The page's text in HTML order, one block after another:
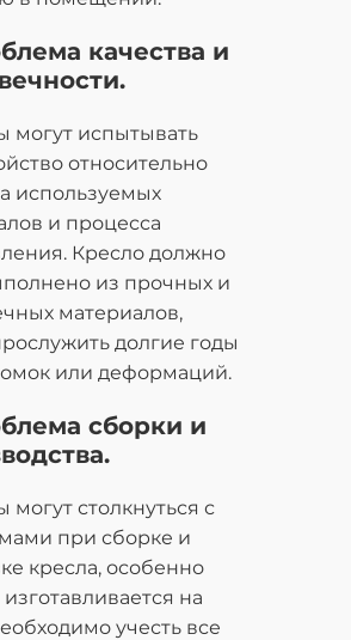
качества и
могут испытывать
относительно
используемых
и процесса
Кресло должно
из прочных и
материалов,
долгие годы
или деформаций.
сборки и
могут столкнуться с
при сборке и
кресла, особенно
на
учесть все